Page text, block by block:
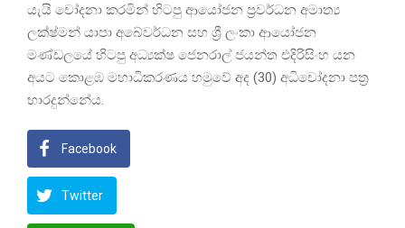
යැයි චෝදනා කරමින් හිටපු ආයෝජන ප්‍රවර්ධන අමාත්‍ය
ලක්ෂ්මන් යාපා අබේවර්ධන සහ ශ්‍රී ලංකා ආයෝජන
මණ්ඩලයේ හිටපු අධ්‍යක්ෂ ජෙනරාල් ජයන්ත එදිරිසිංහ යන
අයට කොළඹ මහාධිකරණය හමුවේ අද (30) අධිචෝදනා පත්‍ර
භාරදුන්නේය.
Facebook
Twitter